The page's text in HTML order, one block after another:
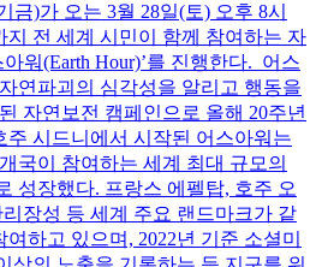
금)가 오는 3월 28일(토) 오후 8시
지 전 세계 시민이 함께 참여하는 자
워(Earth Hour)’를 진행한다. 어스
연파괴의 심각성을 알리고 행동을
자연보전 캠페인으로 올해 20주년
주 시드니에서 시작된 어스아워는
국이 참여하는 세계 최대 규모의
성장했다. 프랑스 에펠탑, 호주 오
장성 등 세계 주요 랜드마크가 같
하고 있으며, 2022년 기준 소셜미